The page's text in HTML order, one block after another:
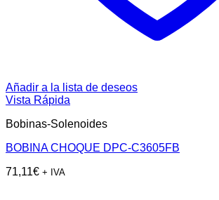
Añadir a la lista de deseos
Vista Rápida
Bobinas-Solenoides
BOBINA CHOQUE DPC-C3605FB
71,11€ + IVA